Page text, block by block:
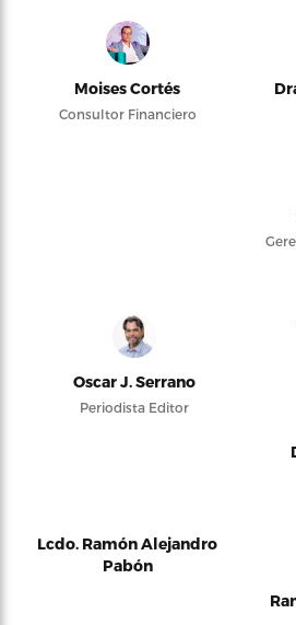
Moises Cortés
Consultor Financiero
Oscar J. Serrano
Periodista Editor
Lcdo. Ramón Alejandro
Pabón